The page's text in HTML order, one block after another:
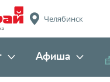
Челябинск
Афиша